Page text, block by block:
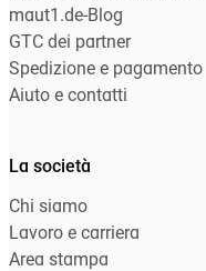
maut1.de-Blog
GTC dei partner
Spedizione e pagamento
Aiuto e contatti
La società
Chi siamo
Lavoro e carriera
Area stampa